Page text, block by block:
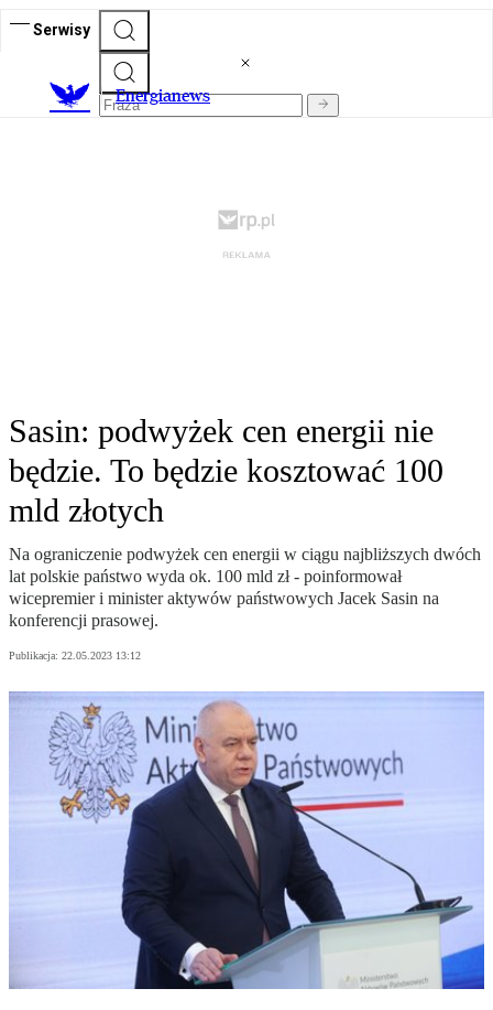
Serwisy
Energianews
Sasin: podwyżek cen energii nie
będzie. To będzie kosztować 100
mld złotych
Na ograniczenie podwyżek cen energii w ciągu najbliższych dwóch
lat polskie państwo wyda ok. 100 mld zł - poinformował
wicepremier i minister aktywów państwowych Jacek Sasin na
konferencji prasowej.
Publikacja: 22.05.2023 13:12